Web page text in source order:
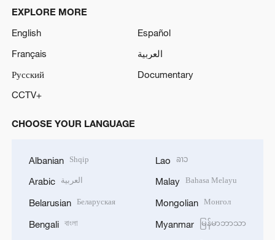
EXPLORE MORE
English
Español
Français
العربية
Русский
Documentary
CCTV+
CHOOSE YOUR LANGUAGE
Albanian Shqip
Arabic العربية
Belarusian Беларуская
Bengali বাংলা
Lao ລາວ
Malay Bahasa Melayu
Mongolian Монгол
Myanmar မြန်မာဘာသာ